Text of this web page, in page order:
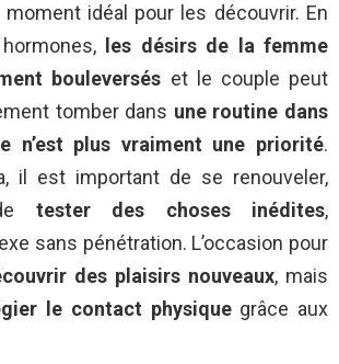
idéal pour les découvrir. En
les désirs de la femme
bouleversés et le couple peut
tomber dans une routine dans
n’est plus vraiment une priorité.
il est important de se renouveler,
tester des choses inédites,
sans pénétration. L’occasion pour
des plaisirs nouveaux, mais
le contact physiquegrâce aux